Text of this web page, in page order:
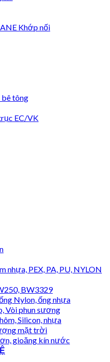
Khớp nối
tông
EC/VK
nhựa, PEX, PA, PU, NYLON
BW3329
Nylon, ống nhựa
Vòi phun sương
Silicon, nhựa
mặt trời
gioăng kín nước